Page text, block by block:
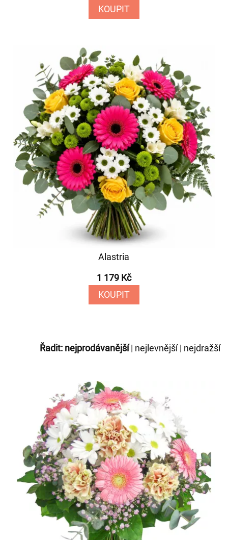
KOUPIT
Alastria
1 179 Kč
KOUPIT
Řadit: nejprodávanější| nejlevnější| nejdražší